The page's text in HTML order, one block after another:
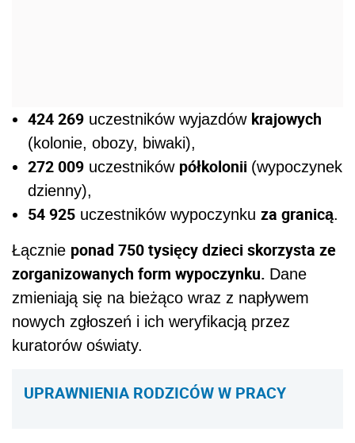
424 269 uczestników wyjazdów krajowych
(kolonie, obozy, biwaki),
272 009 uczestników półkolonii (wypoczynek
dzienny),
54 925 uczestników wypoczynku za granicą.
Łącznie ponad 750 tysięcy dzieci skorzysta ze
zorganizowanych form wypoczynku. Dane
zmieniają się na bieżąco wraz z napływem
nowych zgłoszeń i ich weryfikacją przez
kuratorów oświaty.
UPRAWNIENIA RODZICÓW W PRACY